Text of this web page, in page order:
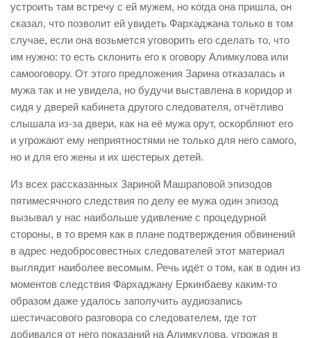
устроить там встречу с ей мужем, но когда она пришла, он
сказал, что позволит ей увидеть Фархаджана только в том
случае, если она возьмется уговорить его сделать то, что
им нужно: то есть склонить его к оговору Алимкулова или
самооговору. От этого предложения Зарина отказалась и
мужа так и не увидела, но будучи выставлена в коридор и
сидя у дверей кабинета другого следователя, отчётливо
слышала из-за двери, как на её мужа орут, оскорбляют его
и угрожают ему неприятностями не только для него самого,
но и для его жены и их шестерых детей.
Из всех рассказанных Зариной Машраповой эпизодов
пятимесячного следствия по делу ее мужа один эпизод
вызывал у нас наибольше удивление с процедурной
стороны, в то время как в плане подтверждения обвинений
в адрес недобросовестных следователей этот материал
выглядит наиболее весомым. Речь идёт о том, как в один из
моментов следствия Фархаджану Еркинбаеву каким-то
образом даже удалось заполучить аудиозапись
шестичасового разговора со следователем, где тот
добивался от него показаний на Алимкулова, угрожая в